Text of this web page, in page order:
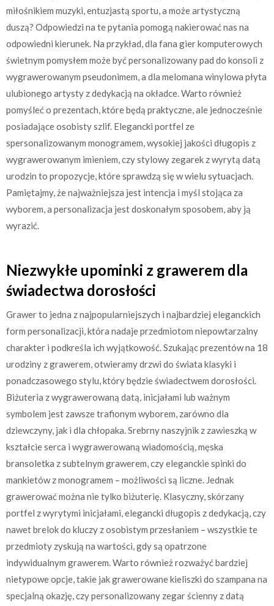
miłośnikiem muzyki, entuzjastą sportu, a może artystyczną
duszą? Odpowiedzi na te pytania pomogą nakierować nas na
odpowiedni kierunek. Na przykład, dla fana gier komputerowych
świetnym pomysłem może być personalizowany pad do konsoli z
wygrawerowanym pseudonimem, a dla melomana winylowa płyta
ulubionego artysty z dedykacją na okładce. Warto również
pomyśleć o prezentach, które będą praktyczne, ale jednocześnie
posiadające osobisty szlif. Elegancki portfel ze
spersonalizowanym monogramem, wysokiej jakości długopis z
wygrawerowanym imieniem, czy stylowy zegarek z wyrytą datą
urodzin to propozycje, które sprawdzą się w wielu sytuacjach.
Pamiętajmy, że najważniejsza jest intencja i myśl stojąca za
wyborem, a personalizacja jest doskonałym sposobem, aby ją
wyrazić.
Niezwykłe upominki z grawerem dla
świadectwa dorosłości
Grawer to jedna z najpopularniejszych i najbardziej eleganckich
form personalizacji, która nadaje przedmiotom niepowtarzalny
charakter i podkreśla ich wyjątkowość. Szukając prezentów na 18
urodziny z grawerem, otwieramy drzwi do świata klasyki i
ponadczasowego stylu, który będzie świadectwem dorosłości.
Biżuteria z wygrawerowaną datą, inicjałami lub ważnym
symbolem jest zawsze trafionym wyborem, zarówno dla
dziewczyny, jak i dla chłopaka. Srebrny naszyjnik z zawieszką w
kształcie serca i wygrawerowaną wiadomością, męska
bransoletka z subtelnym grawerem, czy eleganckie spinki do
mankietów z monogramem – możliwości są liczne. Jednak
grawerować można nie tylko biżuterię. Klasyczny, skórzany
portfel z wyrytymi inicjałami, elegancki długopis z dedykacją, czy
nawet brelok do kluczy z osobistym przesłaniem – wszystkie te
przedmioty zyskują na wartości, gdy są opatrzone
indywidualnym grawerem. Warto również rozważyć bardziej
nietypowe opcje, takie jak grawerowane kieliszki do szampana na
specjalną okazję, czy personalizowany zegar ścienny z datą